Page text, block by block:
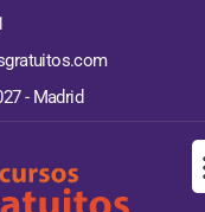
- Madrid